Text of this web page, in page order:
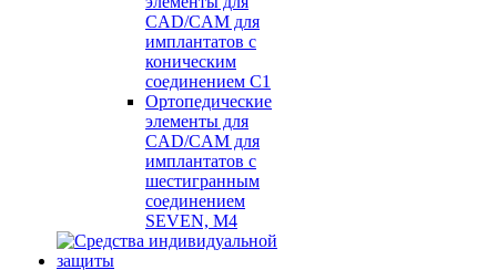
CAD/CAM для
имплантатов с
коническим
соединением С1
Ортопедические
элементы для
CAD/CAM для
имплантатов с
шестигранным
соединением
SEVEN, М4